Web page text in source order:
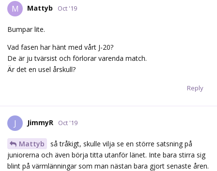
M Mattyb Oct '19
Bumpar lite.
Vad fasen har hänt med vårt J-20?
De är ju tvärsist och förlorar varenda match.
Är det en usel årskull?
Reply
J JimmyR Oct '19
Mattyb
så tråkigt, skulle vilja se en större satsning på
juniorerna och även börja titta utanför länet. Inte bara stirra sig
blint på värmlänningar som man nästan bara gjort senaste åren.